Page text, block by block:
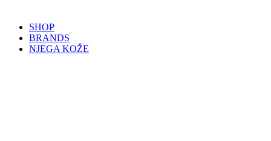
SHOP
BRANDS
NJEGA KOŽE